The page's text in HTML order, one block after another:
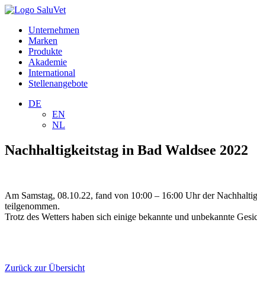
Unternehmen
Marken
Produkte
Akademie
International
Stellenangebote
DE
EN
NL
Nachhaltigkeitstag in Bad Waldsee 2022
Am Samstag, 08.10.22, fand von 10:00 – 16:00 Uhr der
teilgenommen.
Trotz des Wetters haben sich einige bekannte und unbekannte
Zurück zur Übersicht